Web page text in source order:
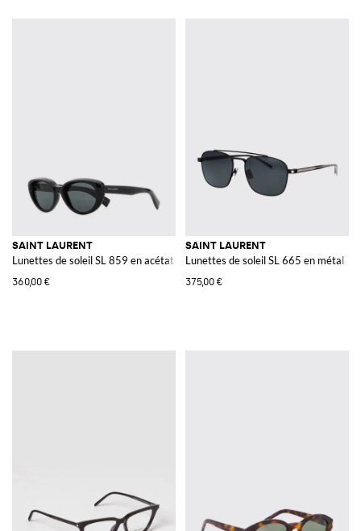
SAINT LAURENT
Lunettes de soleil SL 859 en acétate
360,00 €
SAINT LAURENT
Lunettes de soleil SL 665 en métal
375,00 €